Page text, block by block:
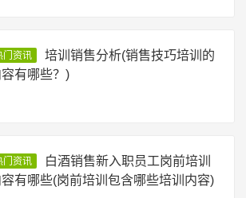
门资讯
培训销售分析(销售技巧培训的
有哪些？)
门资讯
白酒销售新入职员工岗前培训
容有哪些(岗前培训包含哪些培训内容)